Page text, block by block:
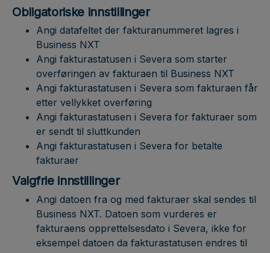
Obligatoriske innstillinger
Angi datafeltet der fakturanummeret lagres i
Business NXT
Angi fakturastatusen i Severa som starter
overføringen av fakturaen til Business NXT
Angi fakturastatusen i Severa som fakturaen får
etter vellykket overføring
Angi fakturastatusen i Severa for fakturaer som
er sendt til sluttkunden
Angi fakturastatusen i Severa for betalte
fakturaer
Valgfrie innstillinger
Angi datoen fra og med fakturaer skal sendes til
Business NXT. Datoen som vurderes er
fakturaens opprettelsesdato i Severa, ikke for
eksempel datoen da fakturastatusen endres til